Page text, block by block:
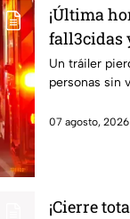
¡Última
fall3cidas
carretero
Un tráiler
personas sin
07 agosto, 2026
¡Cierre